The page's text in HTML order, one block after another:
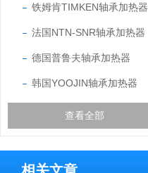
铁姆肯TIMKEN轴承加热器
法国NTN-SNR轴承加热器
德国普鲁夫轴承加热器
韩国YOOJIN轴承加热器
查看全部